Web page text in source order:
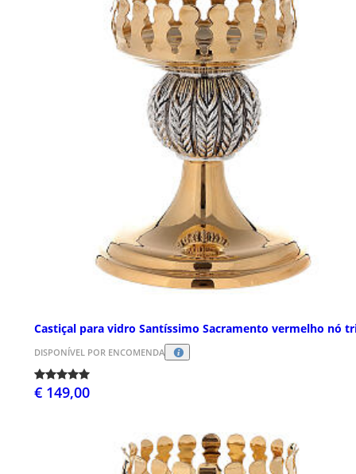
Castiçal para vidro Santíssimo Sacramento vermelho nó
DISPONÍVEL POR ENCOMENDA
€ 149,00